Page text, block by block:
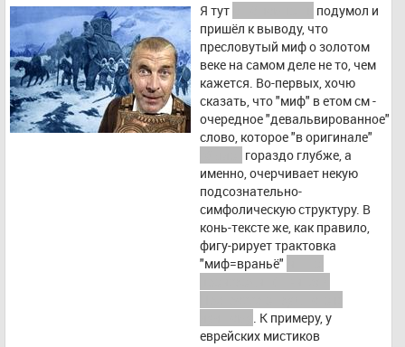
Я тут
подумол и
пришёл к выводу, что
пресловутый миф о золотом
веке на самом деле не то, чем
кажется. Во-первых, хочю
сказать, что "миф" в етом см -
очередное "девальвированное"
гораздо глубже, а
именно, очерчивает некую
подсознательно-
симфолическую структуру. В
конь-тексте же, как правило,
фигу-рирует трактовка
"миф=враньё"
. К примеру, у
еврейских мистиков